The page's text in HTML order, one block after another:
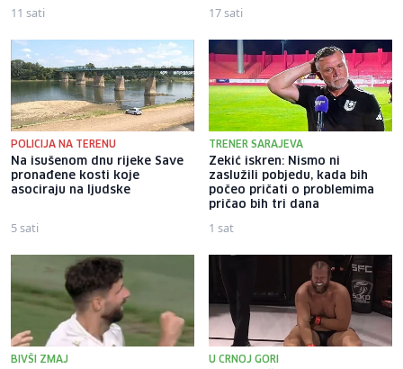
11 sati 17 sati
POLICIJA NA TERENU
Na isušenom dnu rijeke Save
pronađene kosti koje
asociraju na ljudske
5 sati
TRENER SARAJEVA
Zekić iskren: Nismo ni
zaslužili pobjedu, kada bih
počeo pričati o problemima
pričao bih tri dana
1 sat
BIVŠI ZMAJ U CRNOJ GORI